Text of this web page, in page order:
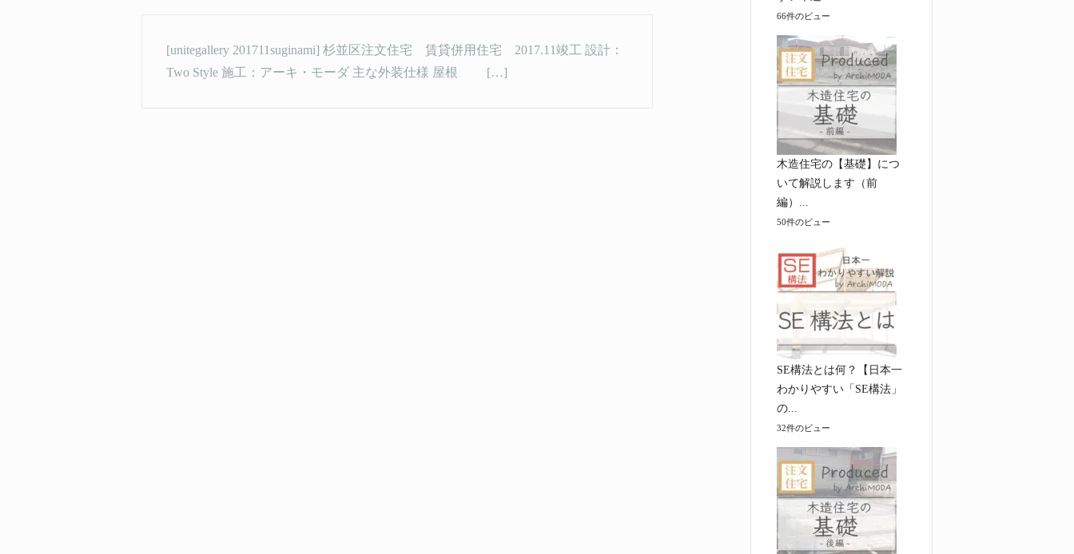
[unitegallery 201711suginami] 杉並区注文住宅 賃貸併用住宅 2017.11竣工 設計：
Two Style 施工：アーキ・モーダ 主な外装仕様 屋根 […]
66件のビュー
木造住宅の【基礎】につ
いて解説します（前
編）...
50件のビュー
SE構法とは何？【日本一
わかりやすい「SE構法」
の...
32件のビュー